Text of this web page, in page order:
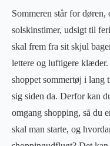
Sommeren står for
solskinstimer, udsigt til
skal frem fra sit skjul
lettere og luftigere
shoppet sommertøj i lang
sig siden da. Derfor kan
omgang shopping, så du
skal man starte, og